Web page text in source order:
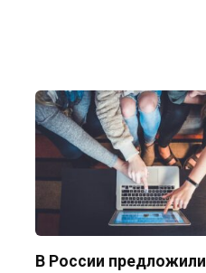
В России предложили